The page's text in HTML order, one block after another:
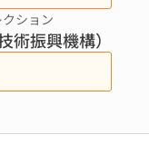
ション
術振興機構）